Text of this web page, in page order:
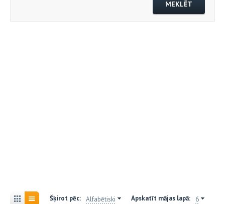
Šķirot pēc: Alfabētiski Apskatīt mājas lapā: 6